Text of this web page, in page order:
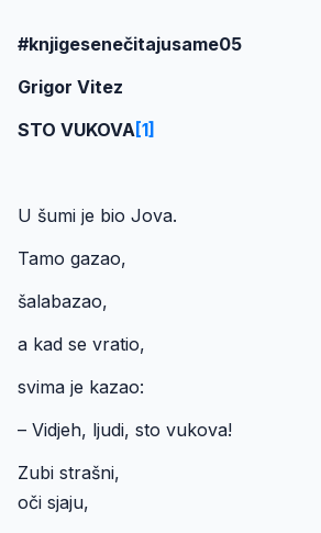
#knjigesenečitajusame05
Grigor Vitez
STO VUKOVA[1]
U šumi je bio Jova.
Tamo gazao,
šalabazao,
a kad se vratio,
svima je kazao:
– Vidjeh, ljudi, sto vukova!
Zubi strašni,
oči sjaju,